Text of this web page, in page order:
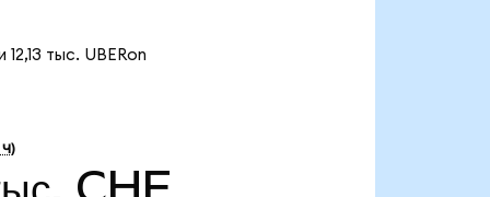
тыс. UBERon
Ч)